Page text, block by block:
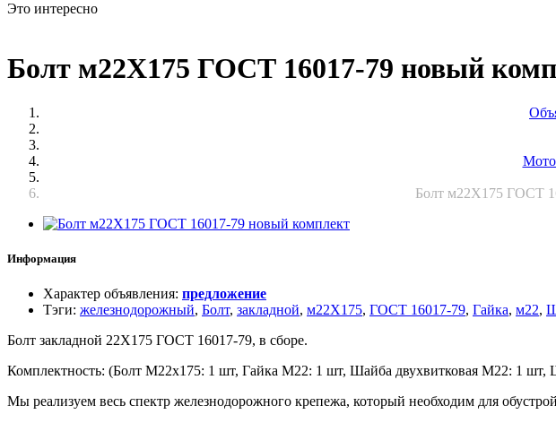
Это интересно
Болт м22Х175 ГОСТ 16017-79 новый
Болт м22Х175 ГОСТ
Информация
Характер объявления: предложение
Тэги: железнодорожный, Болт, закладной, м22Х175, ГОСТ 16017-79, Гайка, м22,
Болт закладной 22Х175 ГОСТ 16017-79, в сборе.
Комплектность: (Болт М22х175: 1 шт, Гайка М22: 1 шт, Шайба двухвитковая М22: 1
Мы реализуем весь спектр железнодорожного крепежа, который необходим для